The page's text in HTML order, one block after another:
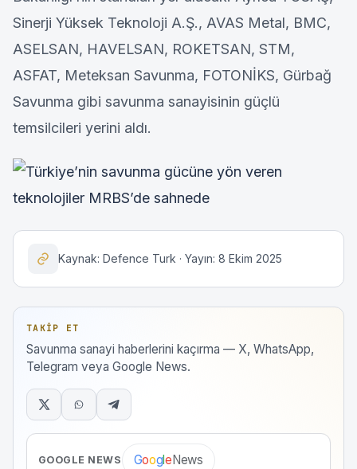
Sinerji Yüksek Teknoloji A.Ş., AVAS Metal, BMC,
ASELSAN, HAVELSAN, ROKETSAN, STM,
ASFAT, Meteksan Savunma, FOTONİKS, Gürbağ
Savunma gibi savunma sanayisinin güçlü
temsilcileri yerini aldı.
Kaynak: Defence Turk · Yayın: 8 Ekim 2025
TAKIP ET
Savunma sanayi haberlerini kaçırma — X, WhatsApp,
Telegram veya Google News.
GOOGLE NEWS GoogleNews